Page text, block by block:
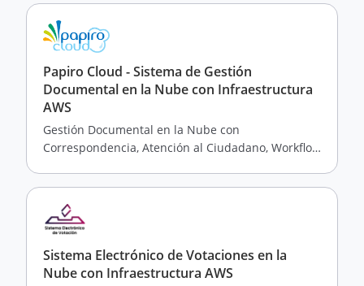
Papiro Cloud - Sistema de Gestión
Documental en la Nube con Infraestructura
AWS
Gestión Documental en la Nube con
Correspondencia, Atención al Ciudadano, Workflow
Sistema Electrónico de Votaciones en la
Nube con Infraestructura AWS